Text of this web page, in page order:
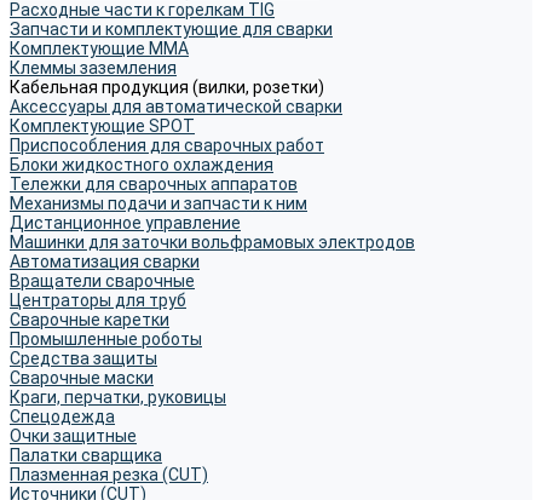
Расходные части к горелкам TIG
Запчасти и комплектующие для сварки
Комплектующие ММА
Клеммы заземления
Кабельная продукция (вилки, розетки)
Аксессуары для автоматической сварки
Комплектующие SPOT
Приспособления для сварочных работ
Блоки жидкостного охлаждения
Тележки для сварочных аппаратов
Механизмы подачи и запчасти к ним
Дистанционное управление
Машинки для заточки вольфрамовых электродов
Автоматизация сварки
Вращатели сварочные
Центраторы для труб
Сварочные каретки
Промышленные роботы
Средства защиты
Сварочные маски
Краги, перчатки, руковицы
Спецодежда
Очки защитные
Палатки сварщика
Плазменная резка (CUT)
Источники (CUT)